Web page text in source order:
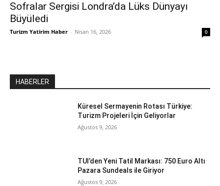
Sofralar Sergisi Londra’da Lüks Dünyayı
Büyüledi
Turizm Yatirim Haber - Nisan 16, 2026 0
HABERLER
Küresel Sermayenin Rotası Türkiye:
Turizm Projeleri İçin Geliyorlar
Ağustos 9, 2026
TUI’den Yeni Tatil Markası: 750 Euro Altı
Pazara Sundeals ile Giriyor
Ağustos 9, 2026